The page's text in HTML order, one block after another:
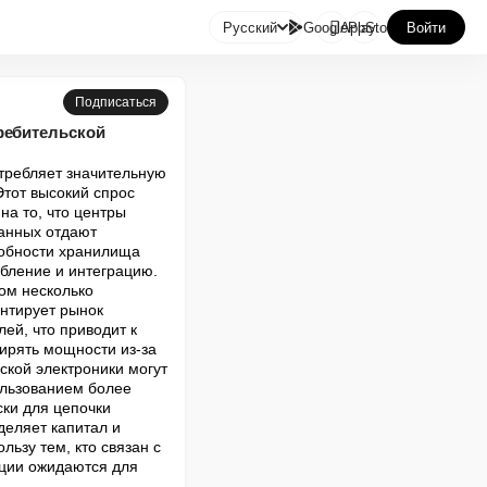
Русский GooglePlay
AppStore Войти
Подписаться
значительную
высокий спрос
то, что центры
отдают
хранилища
и интеграцию.
несколько
рынок
что приводит к
мощности из-за
электроники могут
более
для цепочки
капитал и
тем, кто связан с
ожидаются для